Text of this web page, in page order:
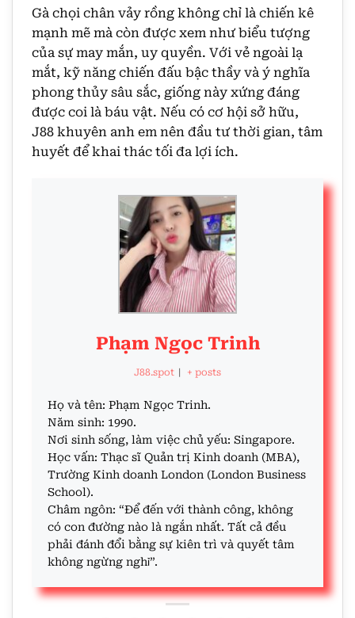
Gà chọi chân vảy rồng không chỉ là chiến kê
mạnh mẽ mà còn được xem như biểu tượng
của sự may mắn, uy quyền. Với vẻ ngoài lạ
mắt, kỹ năng chiến đấu bậc thầy và ý nghĩa
phong thủy sâu sắc, giống này xứng đáng
được coi là báu vật. Nếu có cơ hội sở hữu,
J88 khuyên anh em nên đầu tư thời gian, tâm
huyết để khai thác tối đa lợi ích.
Phạm Ngọc Trinh
J88.spot + posts
Họ và tên: Phạm Ngọc Trinh.
Năm sinh: 1990.
Nơi sinh sống, làm việc chủ yếu: Singapore.
Học vấn: Thạc sĩ Quản trị Kinh doanh (MBA),
Trường Kinh doanh London (London Business
School).
Châm ngôn: “Để đến với thành công, không
có con đường nào là ngắn nhất. Tất cả đều
phải đánh đổi bằng sự kiên trì và quyết tâm
không ngừng nghỉ”.